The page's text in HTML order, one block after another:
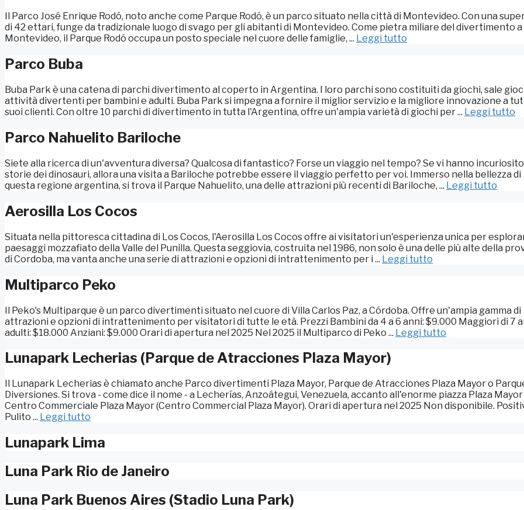
Il Parco José Enrique Rodó, noto anche come Parque Rodó, è un parco situato nella città di Montevideo. Con una
di 42 ettari, funge da tradizionale luogo di svago per gli abitanti di Montevideo. Come pietra miliare del divertimento a
Montevideo, il Parque Rodó occupa un posto speciale nel cuore delle famiglie, ... Leggi tutto
Parco Buba
Buba Park è una catena di parchi divertimento al coperto in Argentina. I loro parchi sono costituiti da giochi, sale
attività divertenti per bambini e adulti. Buba Park si impegna a fornire il miglior servizio e la migliore innovazione a
suoi clienti. Con oltre 10 parchi di divertimento in tutta l'Argentina, offre un'ampia varietà di giochi per ... Leggi tutto
Parco Nahuelito Bariloche
Siete alla ricerca di un'avventura diversa? Qualcosa di fantastico? Forse un viaggio nel tempo? Se vi hanno
storie dei dinosauri, allora una visita a Bariloche potrebbe essere il viaggio perfetto per voi. Immerso nella bellezza di
questa regione argentina, si trova il Parque Nahuelito, una delle attrazioni più recenti di Bariloche, ... Leggi tutto
Aerosilla Los Cocos
Situata nella pittoresca cittadina di Los Cocos, l'Aerosilla Los Cocos offre ai visitatori un'esperienza unica per
paesaggi mozzafiato della Valle del Punilla. Questa seggiovia, costruita nel 1986, non solo è una delle più alte della
di Cordoba, ma vanta anche una serie di attrazioni e opzioni di intrattenimento per i ... Leggi tutto
Multiparco Peko
Il Peko's Multiparque è un parco divertimenti situato nel cuore di Villa Carlos Paz, a Córdoba. Offre un'ampia gamma di
attrazioni e opzioni di intrattenimento per visitatori di tutte le età. Prezzi Bambini da 4 a 6 anni: $9.000 Maggiori di 7
adulti: $18.000 Anziani: $9.000 Orari di apertura nel 2025 Nel 2025 il Multiparco di Peko ... Leggi tutto
Lunapark Lecherias (Parque de Atracciones Plaza Mayor)
Il Lunapark Lecherias è chiamato anche Parco divertimenti Plaza Mayor, Parque de Atracciones Plaza Mayor o
Diversiones. Si trova - come dice il nome - a Lecherías, Anzoátegui, Venezuela, accanto all'enorme piazza Plaza Mayor
Centro Commerciale Plaza Mayor (Centro Commercial Plaza Mayor). Orari di apertura nel 2025 Non disponibile.
Pulito ... Leggi tutto
Lunapark Lima
Luna Park Rio de Janeiro
Luna Park Buenos Aires (Stadio Luna Park)